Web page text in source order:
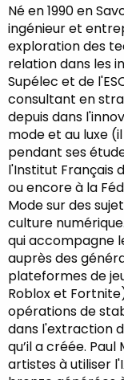
Né en 1990 en
ingénieur et
exploration des
relation dans les
Supélec et de
consultant en
depuis dans
mode et au luxe
pendant ses
l'Institut Français
ou encore à la
Mode sur des
culture
qui accompagne
auprès des
plateformes de
Roblox et
opérations de
dans l'extraction
qu’il a créée.
artistes à utiliser